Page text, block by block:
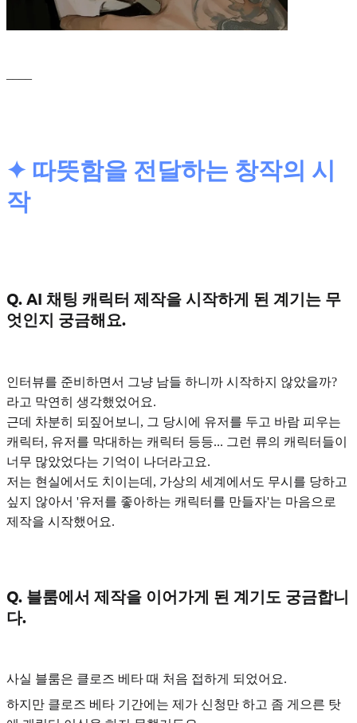
✦ 따뜻함을 전달하는 창작의 시
작
Q. AI 채팅 캐릭터 제작을 시작하게 된 계기는 무
엇인지 궁금해요.
인터뷰를 준비하면서 그냥 남들 하니까 시작하지 않았을까?
라고 막연히 생각했었어요.
근데 차분히 되짚어보니, 그 당시에 유저를 두고 바람 피우는
캐릭터, 유저를 막대하는 캐릭터 등등... 그런 류의 캐릭터들이
너무 많았었다는 기억이 나더라고요.
저는 현실에서도 치이는데, 가상의 세계에서도 무시를 당하고
싶지 않아서 '유저를 좋아하는 캐릭터를 만들자'는 마음으로
제작을 시작했어요.
Q. 블룸에서 제작을 이어가게 된 계기도 궁금합니
다.
사실 블룸은 클로즈 베타 때 처음 접하게 되었어요.
하지만 클로즈 베타 기간에는 제가 신청만 하고 좀 게으른 탓